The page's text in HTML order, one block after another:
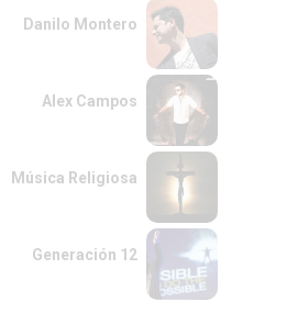
Danilo Montero
Alex Campos
Música Religiosa
Generación 12